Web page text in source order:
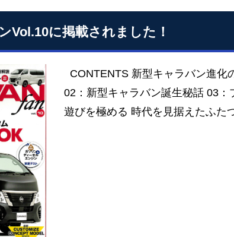
Vol.10に掲載されました！
CONTENTS 新型キャラバン進化
02：新型キャラバン誕生秘話 03
遊びを極める 時代を見据えたふ